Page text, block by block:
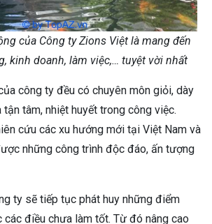
của Công ty Zions Việt là mang đến
kinh doanh, làm việc,… tuyệt vời nhất
công ty đều có chuyên môn giỏi, dày
tâm, nhiệt huyết trong công việc.
cứu các xu hướng mới tại Việt Nam và
những công trình độc đáo, ấn tượng
ty sẽ tiếp tục phát huy những điểm
các điều chưa làm tốt. Từ đó nâng cao